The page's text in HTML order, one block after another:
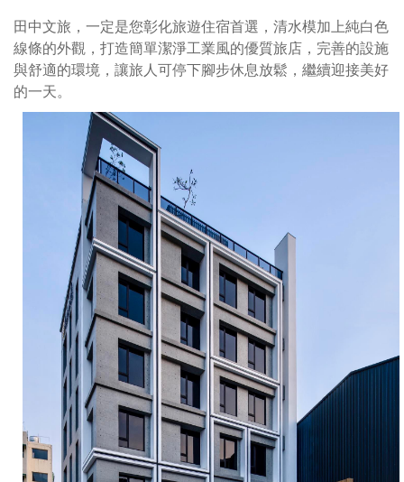
田中文旅，一定是您彰化旅遊住宿首選，清水模加上純白色
線條的外觀，打造簡單潔淨工業風的優質旅店，完善的設施
與舒適的環境，讓旅人可停下腳步休息放鬆，繼續迎接美好
的一天。